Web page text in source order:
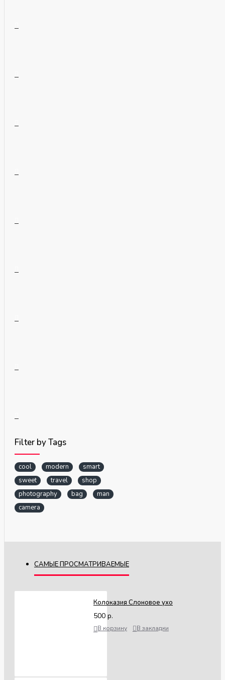
Filter by Tags
cool modern
smart
sweet
travel
shop
photography
bag
man
camera
САМЫЕ ПРОСМАТРИВАЕМЫЕ
Колоказия Слоновое ухо
500 р.
В корзину В закладки